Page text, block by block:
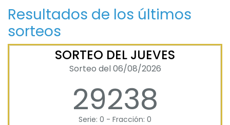
Resultados de los últimos
sorteos
SORTEO DEL JUEVES
Sorteo del 06/08/2026
29238
Serie: 0 - Fracción: 0